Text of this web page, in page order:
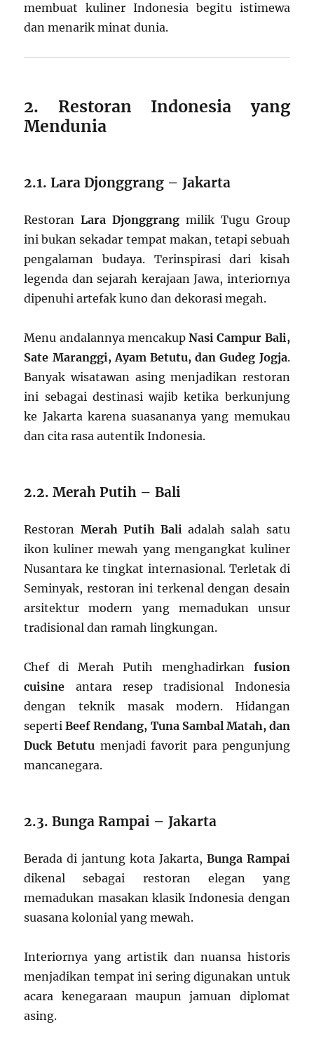
membuat kuliner Indonesia begitu istimewa
dan menarik minat dunia.
2. Restoran Indonesia yang
Mendunia
2.1. Lara Djonggrang – Jakarta
RestoranLara Djonggrang milik Tugu Group
ini bukan sekadar tempat makan, tetapi sebuah
pengalaman budaya. Terinspirasi dari kisah
legenda dan sejarah kerajaan Jawa, interiornya
dipenuhi artefak kuno dan dekorasi megah.
Menu andalannya mencakupNasi Campur Bali,
Sate Maranggi, Ayam Betutu, dan Gudeg Jogja.
Banyak wisatawan asing menjadikan restoran
ini sebagai destinasi wajib ketika berkunjung
ke Jakarta karena suasananya yang memukau
dan cita rasa autentik Indonesia.
2.2. Merah Putih – Bali
Restoran Merah Putih Bali adalah salah satu
ikon kuliner mewah yang mengangkat kuliner
Nusantara ke tingkat internasional. Terletak di
Seminyak, restoran ini terkenal dengan desain
arsitektur modern yang memadukan unsur
tradisional dan ramah lingkungan.
Chef di Merah Putih menghadirkan fusion
cuisine antara resep tradisional Indonesia
dengan teknik masak modern. Hidangan
sepertiBeef Rendang, Tuna Sambal Matah, dan
Duck Betutu menjadi favorit para pengunjung
mancanegara.
2.3. Bunga Rampai – Jakarta
Berada di jantung kota Jakarta, Bunga Rampai
dikenal sebagai restoran elegan yang
memadukan masakan klasik Indonesia dengan
suasana kolonial yang mewah.
Interiornya yang artistik dan nuansa historis
menjadikan tempat ini sering digunakan untuk
acara kenegaraan maupun jamuan diplomat
asing.